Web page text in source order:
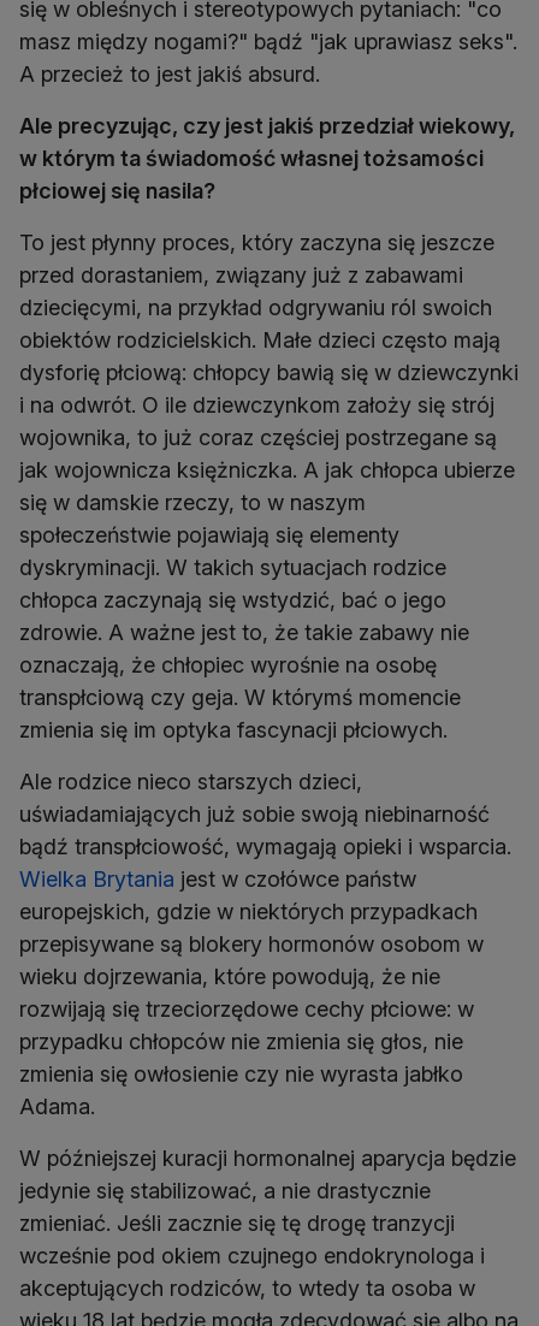
się w obleśnych i stereotypowych pytaniach: "co
masz między nogami?" bądź "jak uprawiasz seks".
A przecież to jest jakiś absurd.
Ale precyzując, czy jest jakiś przedział wiekowy,
w którym ta świadomość własnej tożsamości
płciowej się nasila?
To jest płynny proces, który zaczyna się jeszcze
przed dorastaniem, związany już z zabawami
dziecięcymi, na przykład odgrywaniu ról swoich
obiektów rodzicielskich. Małe dzieci często mają
dysforię płciową: chłopcy bawią się w dziewczynki
i na odwrót. O ile dziewczynkom założy się strój
wojownika, to już coraz częściej postrzegane są
jak wojownicza księżniczka. A jak chłopca ubierze
się w damskie rzeczy, to w naszym
społeczeństwie pojawiają się elementy
dyskryminacji. W takich sytuacjach rodzice
chłopca zaczynają się wstydzić, bać o jego
zdrowie. A ważne jest to, że takie zabawy nie
oznaczają, że chłopiec wyrośnie na osobę
transpłciową czy geja. W którymś momencie
zmienia się im optyka fascynacji płciowych.
Ale rodzice nieco starszych dzieci,
uświadamiających już sobie swoją niebinarność
bądź transpłciowość, wymagają opieki i wsparcia.
Wielka Brytania jest w czołówce państw
europejskich, gdzie w niektórych przypadkach
przepisywane są blokery hormonów osobom w
wieku dojrzewania, które powodują, że nie
rozwijają się trzeciorzędowe cechy płciowe: w
przypadku chłopców nie zmienia się głos, nie
zmienia się owłosienie czy nie wyrasta jabłko
Adama.
W późniejszej kuracji hormonalnej aparycja będzie
jedynie się stabilizować, a nie drastycznie
zmieniać. Jeśli zacznie się tę drogę tranzycji
wcześnie pod okiem czujnego endokrynologa i
akceptujących rodziców, to wtedy ta osoba w